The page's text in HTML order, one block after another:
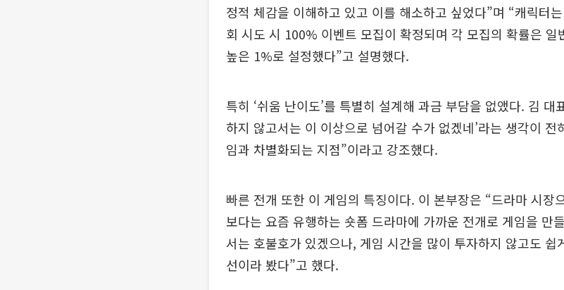
정적 체감을 이해하고 있고 이를 해소하고 싶었다”며 “캐릭터
회 시도 시 100% 이벤트 모집이 확정되며 각 모집의 확률은
높은 1%로 설정했다”고 설명했다.
특히 ‘쉬움 난이도’를 특별히 설계해 과금 부담을 없앴다. 김 대
하지 않고서는 이 이상으로 넘어갈 수가 없겠네’라는 생각이
임과 차별화되는 지점”이라고 강조했다.
빠른 전개 또한 이 게임의 특징이다. 이 본부장은 “드라마 시장
보다는 요즘 유행하는 숏폼 드라마에 가까운 전개로 게임을 만
서는 호불호가 있겠으나, 게임 시간을 많이 투자하지 않고도 쉽
선이라 봤다”고 했다.